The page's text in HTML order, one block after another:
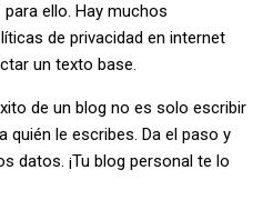
ello. Hay muchos
de privacidad en internet
un texto base.
de un blog no es solo escribir
quién le escribes. Da el paso y
datos. ¡Tu blog personal te lo